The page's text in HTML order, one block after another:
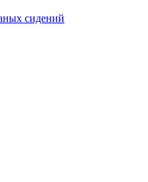
сидений